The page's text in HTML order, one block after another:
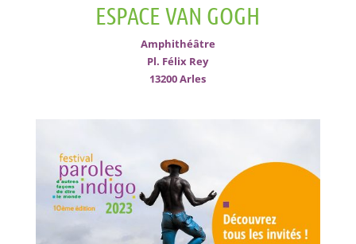
ESPACE VAN GOGH
Amphithéâtre
Pl. Félix Rey
13200 Arles